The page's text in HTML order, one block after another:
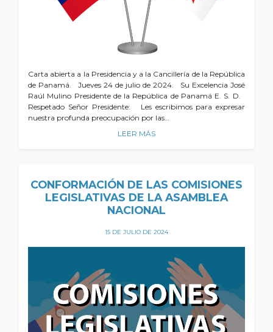
Carta abierta a la Presidencia y a la Cancillería de la República
de Panamá. Jueves 24 de julio de 2024. Su Excelencia José
Raúl Mulino Presidente de la República de Panamá E. S. D.
Respetado Señor Presidente: Les escribimos para expresar
nuestra profunda preocupación por las…
LEER MÁS
CONFORMACIÓN DE LAS COMISIONES
LEGISLATIVAS DE LA ASAMBLEA
NACIONAL
15 DE JULIO DE 2024